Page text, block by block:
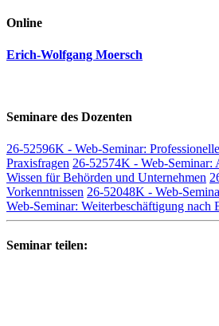
Online
Erich-Wolfgang Moersch
Seminare des Dozenten
26-52596K - Web-Seminar:
Praxisfragen 26-52574K - Web-Seminar:
Wissen für Behörden und Unternehmen
Vorkenntnissen 26-52048K - Web-
Web-Seminar: Weiterbeschäftigung nach
Seminar teilen: